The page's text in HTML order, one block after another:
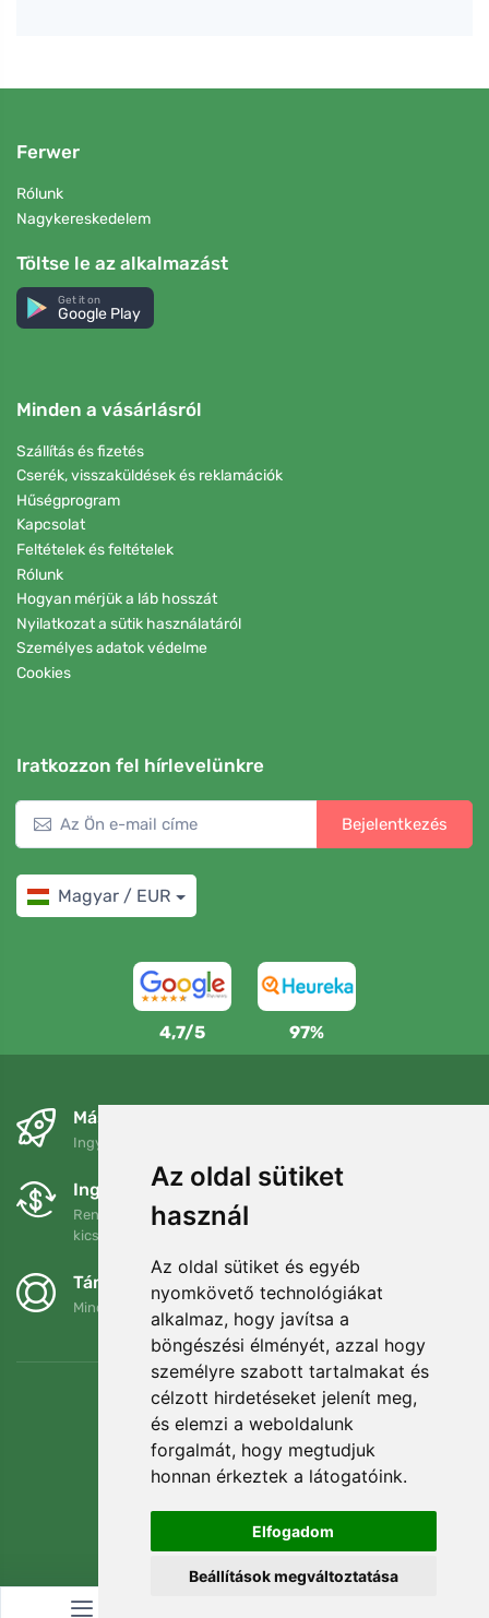
Az oldal sütiket
használ
Az oldal sütiket és egyéb
nyomkövető technológiákat
alkalmaz, hogy javítsa a
böngészési élményét, azzal hogy
személyre szabott tartalmakat és
célzott hirdetéseket jelenít meg,
és elemzi a weboldalunk
forgalmát, hogy megtudjuk
honnan érkeztek a látogatóink.
Elfogadom
Beállítások megváltoztatása
Ferwer
Rólunk
Nagykereskedelem
Töltse le az alkalmazást
Get it on
Google Play
Minden a vásárlásról
Szállítás és fizetés
Cserék, visszaküldések és reklamációk
Hűségprogram
Kapcsolat
Feltételek és feltételek
Rólunk
Hogyan mérjük a láb hosszát
Nyilatkozat a sütik használatáról
Személyes adatok védelme
Cookies
Iratkozzon fel hírlevelünkre
Bejelentkezés
Magyar / EUR
4,7/5 97%
Másnapra és ingyenesen
Ingyenes szállítás a következő összeg felett: 80 EUR
Ingyenes csere és visszaküldés
Rendelését 90 napon belül bármikor visszaküldheti vagy
kicserélheti.
Támogatjuk a Trees.org-ot
Minden megrendelésért ültetünk egy fát! Bővebben